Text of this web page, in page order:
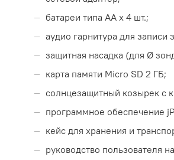
батареи типа АА х 4 шт.;
аудио гарнитура для записи
защитная насадка (для Ø
карта памяти Micro SD 2 ГБ;
солнцезащитный козырек с
программное обеспечение
кейс для хранения и
руководство пользователя